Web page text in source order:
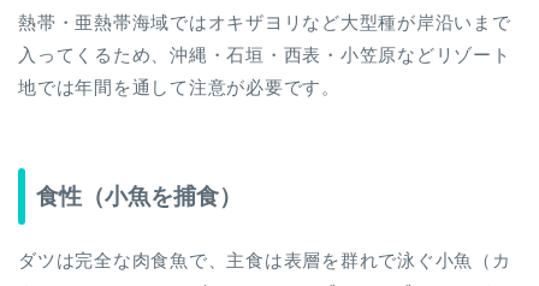
熱帯・亜熱帯海域ではオキザヨリなど大型種が岸沿いまで
入ってくるため、沖縄・石垣・西表・小笠原などリゾート
地では年間を通して注意が必要です。
食性（小魚を捕食）
ダツは完全な肉食魚で、主食は表層を群れで泳ぐ小魚（カ